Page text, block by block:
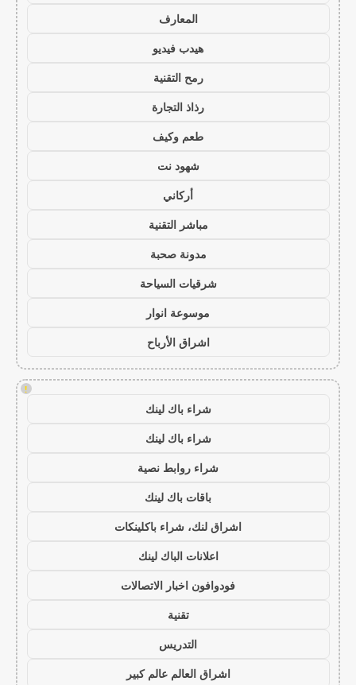
المعارف
هيدب فيديو
رمح التقنية
رذاذ التجارة
طعم وكيف
شهود نت
أركاني
مباشر التقنية
مدونة صحبة
شرقيات السياحة
موسوعة انوار
اشراق الأرباح
!
شراء باك لينك
شراء باك لينك
شراء روابط نصية
باقات باك لينك
اشراق لنك، شراء باكلينكات
اعلانات الباك لينك
فودوافون اخبار الاتصالات
تقنية
التدريس
اشراق العالم عالم كبير